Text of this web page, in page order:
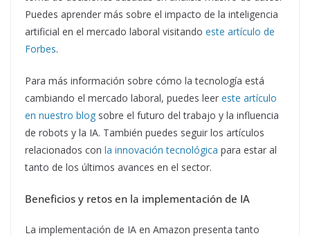
Puedes aprender más sobre el impacto de la inteligencia
artificial en el mercado laboral visitando este artículo de
Forbes.
Para más información sobre cómo la tecnología está
cambiando el mercado laboral, puedes leer este artículo
en nuestro blog sobre el futuro del trabajo y la influencia
de robots y la IA. También puedes seguir los artículos
relacionados con la innovación tecnológica para estar al
tanto de los últimos avances en el sector.
Beneficios y retos en la implementación de IA
La implementación de IA en Amazon presenta tanto